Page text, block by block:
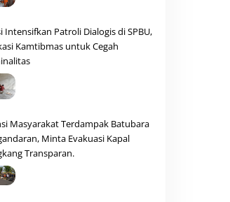
Intensifkan Patroli Dialogis di SPBU,
Kamtibmas untuk Cegah
Masyarakat Terdampak Batubara
Minta Evakuasi Kapal
Transparan.